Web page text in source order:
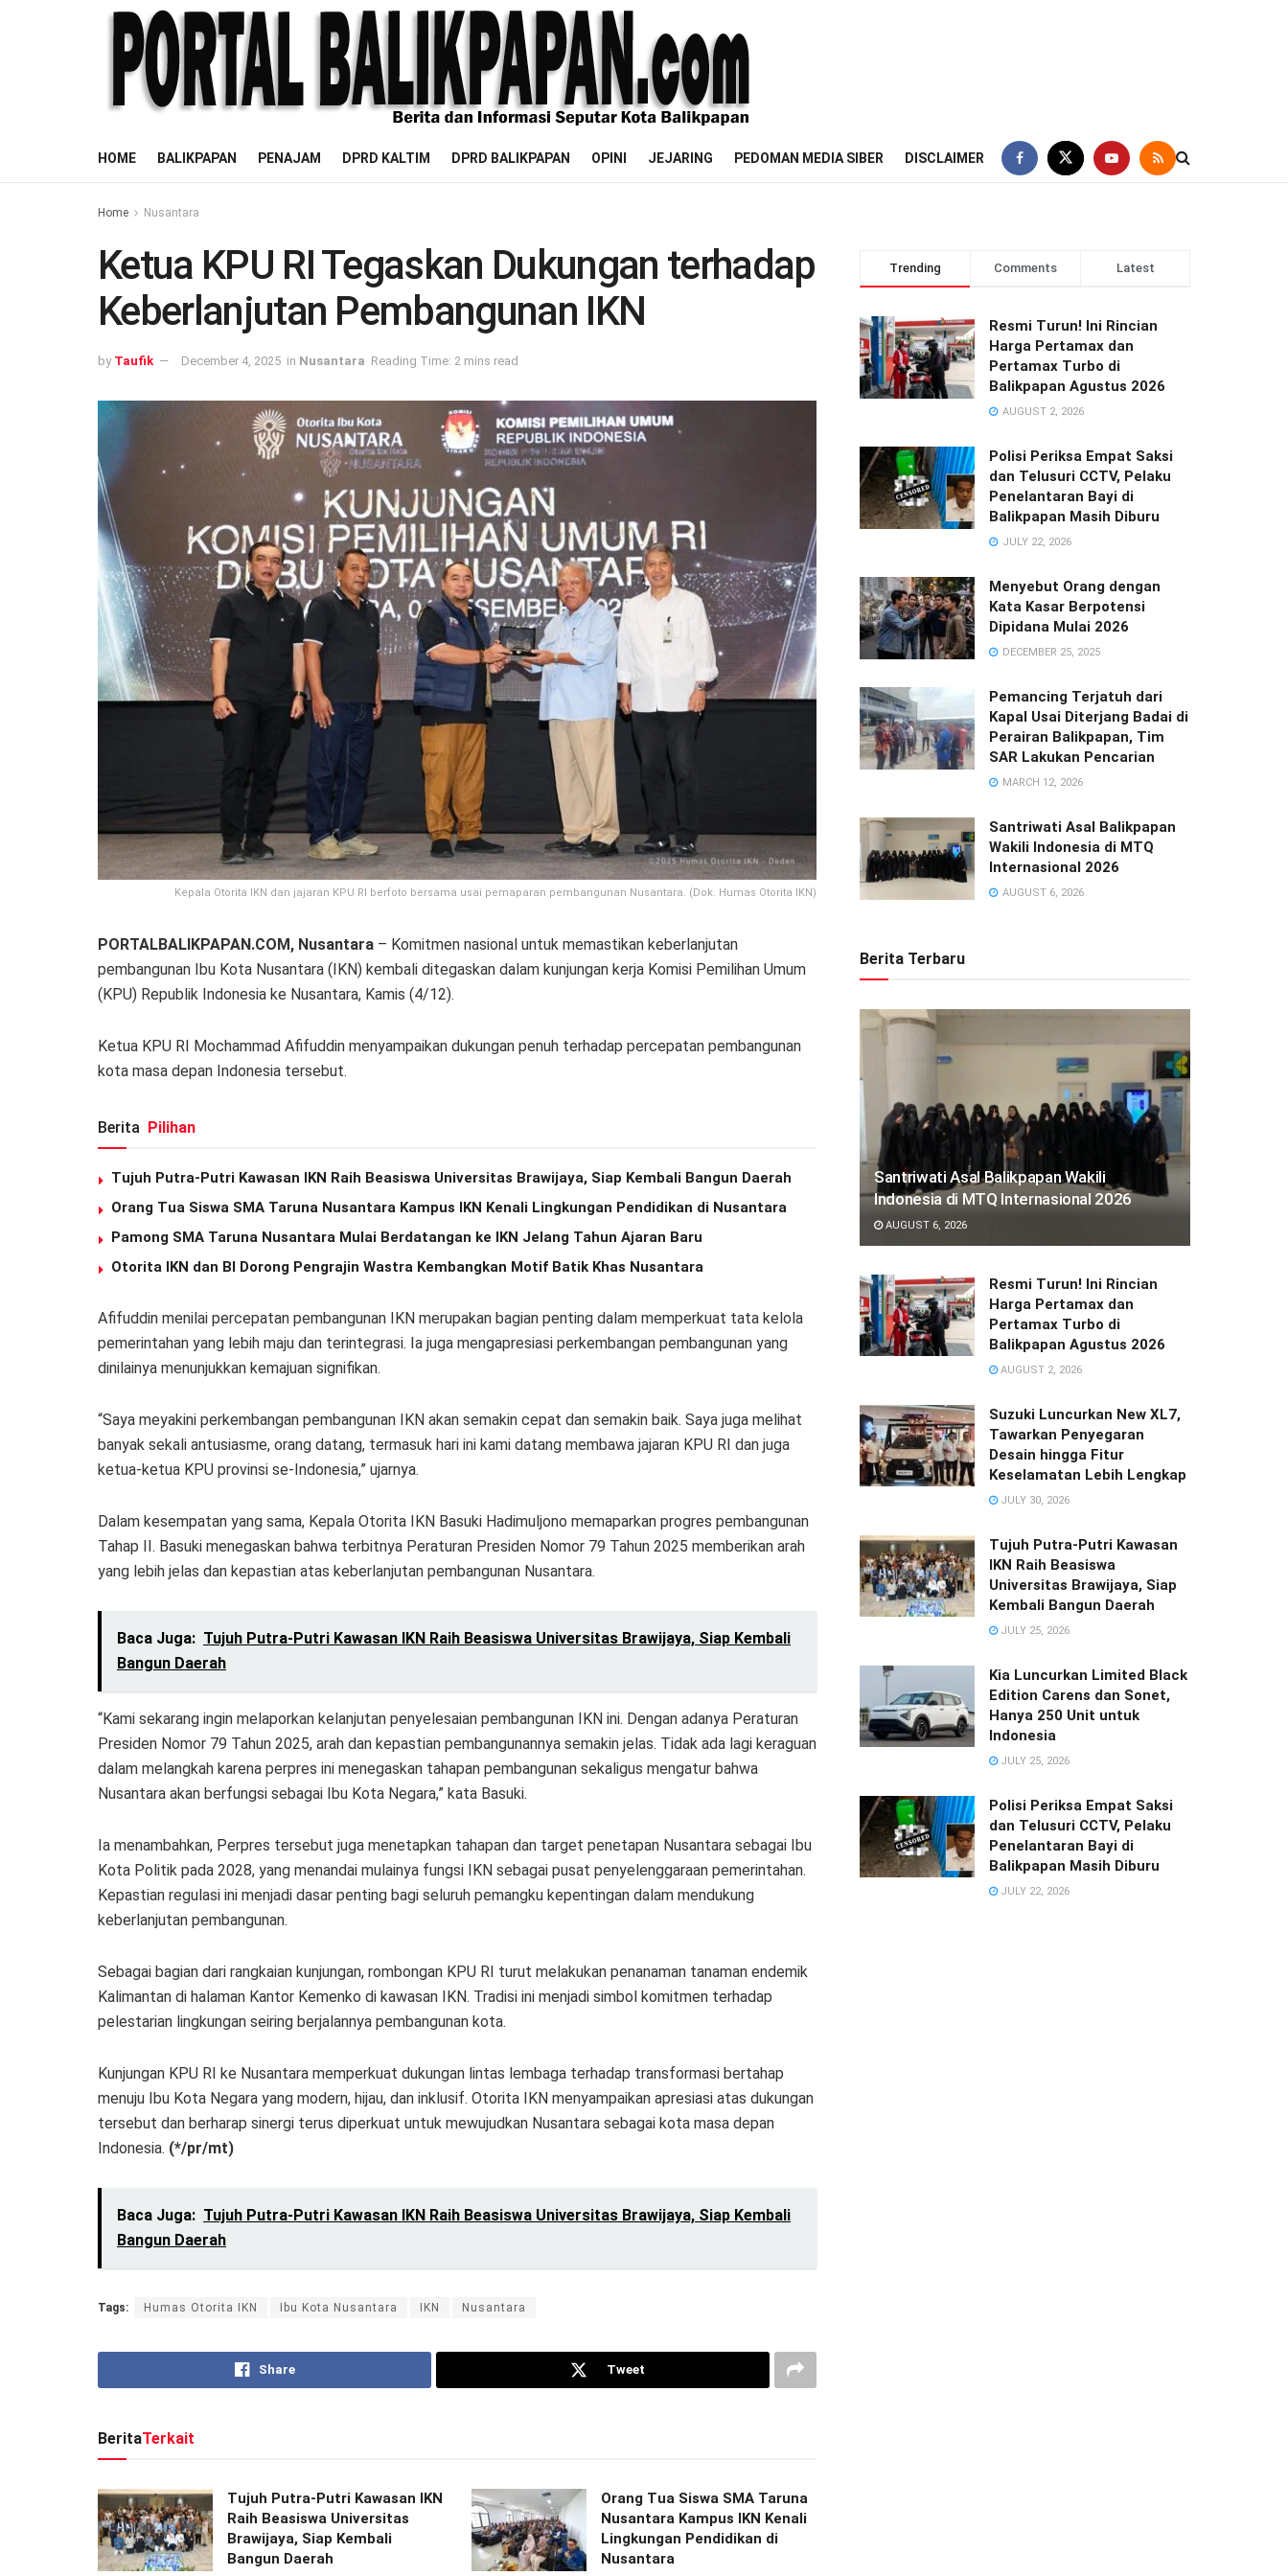
HOME BALIKPAPAN PENAJAM DPRD KALTIM DPRD BALIKPAPAN OPINI JEJARING PEDOMAN MEDIA SIBER DISCLAIMER
Home Nusantara
Ketua KPU RI Tegaskan Dukungan terhadap
Keberlanjutan Pembangunan IKN
by Taufik December 4, 2025 in Nusantara Reading Time: 2 mins read
Kepala Otorita IKN dan jajaran KPU RI berfoto bersama usai pemaparan pembangunan Nusantara. (Dok. Humas Otorita IKN)
PORTALBALIKPAPAN.COM, Nusantara – Komitmen nasional untuk memastikan keberlanjutan
pembangunan Ibu Kota Nusantara (IKN) kembali ditegaskan dalam kunjungan kerja Komisi Pemilihan Umum
(KPU) Republik Indonesia ke Nusantara, Kamis (4/12).
Ketua KPU RI Mochammad Afifuddin menyampaikan dukungan penuh terhadap percepatan pembangunan
kota masa depan Indonesia tersebut.
Berita Pilihan
Tujuh Putra-Putri Kawasan IKN Raih Beasiswa Universitas Brawijaya, Siap Kembali Bangun Daerah
Orang Tua Siswa SMA Taruna Nusantara Kampus IKN Kenali Lingkungan Pendidikan di Nusantara
Pamong SMA Taruna Nusantara Mulai Berdatangan ke IKN Jelang Tahun Ajaran Baru
Otorita IKN dan BI Dorong Pengrajin Wastra Kembangkan Motif Batik Khas Nusantara
Afifuddin menilai percepatan pembangunan IKN merupakan bagian penting dalam memperkuat tata kelola
pemerintahan yang lebih maju dan terintegrasi. Ia juga mengapresiasi perkembangan pembangunan yang
dinilainya menunjukkan kemajuan signifikan.
“Saya meyakini perkembangan pembangunan IKN akan semakin cepat dan semakin baik. Saya juga melihat
banyak sekali antusiasme, orang datang, termasuk hari ini kami datang membawa jajaran KPU RI dan juga
ketua-ketua KPU provinsi se-Indonesia,” ujarnya.
Dalam kesempatan yang sama, Kepala Otorita IKN Basuki Hadimuljono memaparkan progres pembangunan
Tahap II. Basuki menegaskan bahwa terbitnya Peraturan Presiden Nomor 79 Tahun 2025 memberikan arah
yang lebih jelas dan kepastian atas keberlanjutan pembangunan Nusantara.
Baca Juga: Tujuh Putra-Putri Kawasan IKN Raih Beasiswa Universitas Brawijaya, Siap Kembali
Bangun Daerah
“Kami sekarang ingin melaporkan kelanjutan penyelesaian pembangunan IKN ini. Dengan adanya Peraturan
Presiden Nomor 79 Tahun 2025, arah dan kepastian pembangunannya semakin jelas. Tidak ada lagi keraguan
dalam melangkah karena perpres ini menegaskan tahapan pembangunan sekaligus mengatur bahwa
Nusantara akan berfungsi sebagai Ibu Kota Negara,” kata Basuki.
Ia menambahkan, Perpres tersebut juga menetapkan tahapan dan target penetapan Nusantara sebagai Ibu
Kota Politik pada 2028, yang menandai mulainya fungsi IKN sebagai pusat penyelenggaraan pemerintahan.
Kepastian regulasi ini menjadi dasar penting bagi seluruh pemangku kepentingan dalam mendukung
keberlanjutan pembangunan.
Sebagai bagian dari rangkaian kunjungan, rombongan KPU RI turut melakukan penanaman tanaman endemik
Kalimantan di halaman Kantor Kemenko di kawasan IKN. Tradisi ini menjadi simbol komitmen terhadap
pelestarian lingkungan seiring berjalannya pembangunan kota.
Kunjungan KPU RI ke Nusantara memperkuat dukungan lintas lembaga terhadap transformasi bertahap
menuju Ibu Kota Negara yang modern, hijau, dan inklusif. Otorita IKN menyampaikan apresiasi atas dukungan
tersebut dan berharap sinergi terus diperkuat untuk mewujudkan Nusantara sebagai kota masa depan
Indonesia. (*/pr/mt)
Baca Juga: Tujuh Putra-Putri Kawasan IKN Raih Beasiswa Universitas Brawijaya, Siap Kembali
Bangun Daerah
Tags: Humas Otorita IKN Ibu Kota Nusantara IKN Nusantara
Share Tweet
BeritaTerkait
Tujuh Putra-Putri Kawasan IKN
Raih Beasiswa Universitas
Brawijaya, Siap Kembali
Bangun Daerah
Orang Tua Siswa SMA Taruna
Nusantara Kampus IKN Kenali
Lingkungan Pendidikan di
Nusantara
Trending Comments Latest
Resmi Turun! Ini Rincian
Harga Pertamax dan
Pertamax Turbo di
Balikpapan Agustus 2026
AUGUST 2, 2026
Polisi Periksa Empat Saksi
dan Telusuri CCTV, Pelaku
Penelantaran Bayi di
Balikpapan Masih Diburu
JULY 22, 2026
Menyebut Orang dengan
Kata Kasar Berpotensi
Dipidana Mulai 2026
DECEMBER 25, 2025
Pemancing Terjatuh dari
Kapal Usai Diterjang Badai di
Perairan Balikpapan, Tim
SAR Lakukan Pencarian
MARCH 12, 2026
Santriwati Asal Balikpapan
Wakili Indonesia di MTQ
Internasional 2026
AUGUST 6, 2026
Berita Terbaru
Santriwati Asal Balikpapan Wakili
Indonesia di MTQ Internasional 2026
AUGUST 6, 2026
Resmi Turun! Ini Rincian
Harga Pertamax dan
Pertamax Turbo di
Balikpapan Agustus 2026
AUGUST 2, 2026
Suzuki Luncurkan New XL7,
Tawarkan Penyegaran
Desain hingga Fitur
Keselamatan Lebih Lengkap
JULY 30, 2026
Tujuh Putra-Putri Kawasan
IKN Raih Beasiswa
Universitas Brawijaya, Siap
Kembali Bangun Daerah
JULY 25, 2026
Kia Luncurkan Limited Black
Edition Carens dan Sonet,
Hanya 250 Unit untuk
Indonesia
JULY 25, 2026
Polisi Periksa Empat Saksi
dan Telusuri CCTV, Pelaku
Penelantaran Bayi di
Balikpapan Masih Diburu
JULY 22, 2026